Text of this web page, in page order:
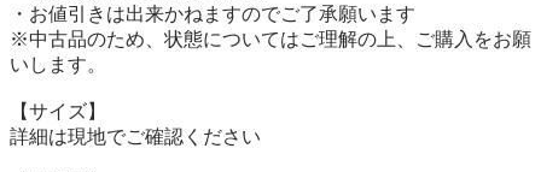
・お値引きは出来かねますのでご了承願います
※中古品のため、状態についてはご理解の上、ご購入をお願
いします。
【サイズ】
詳細は現地でご確認ください